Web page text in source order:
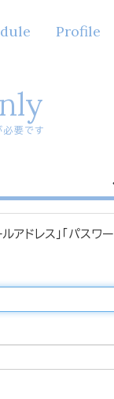
Profile
必要です
レス」「パスワー